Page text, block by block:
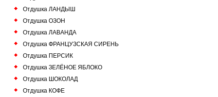
Отдушка ЛАНДЫШ
Отдушка ОЗОН
Отдушка ЛАВАНДА
Отдушка ФРАНЦУЗСКАЯ СИРЕНЬ
Отдушка ПЕРСИК
Отдушка ЗЕЛЁНОЕ ЯБЛОКО
Отдушка ШОКОЛАД
Отдушка КОФЕ